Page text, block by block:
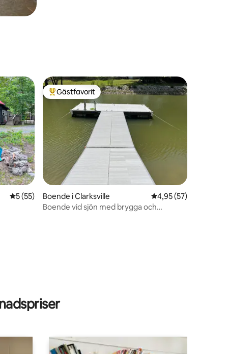
5 av 5 i genomsnittligt betyg, 55 omdömen
5 (55)
Populär gästfavorit
Gästfavorit
Boende i Clarksville 4,95 av 5 i
4,95 (57)
Boende vid sjön med brygga och